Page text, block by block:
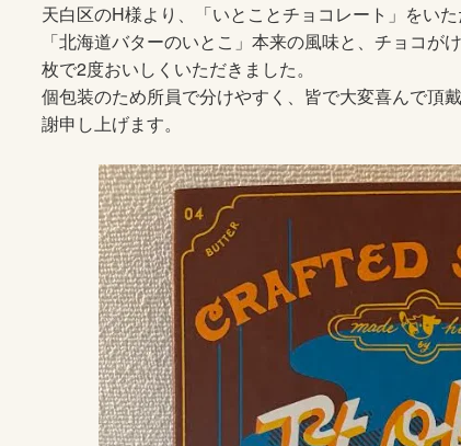
天白区の​H様より、「いとことチョコレート」をいた
「北海道バターのいとこ」本来の風味と、チョコが
枚で2度おいしくいただきました。
個包装のため所員で分けやすく、皆で大変喜んで頂戴
謝申し上げます。